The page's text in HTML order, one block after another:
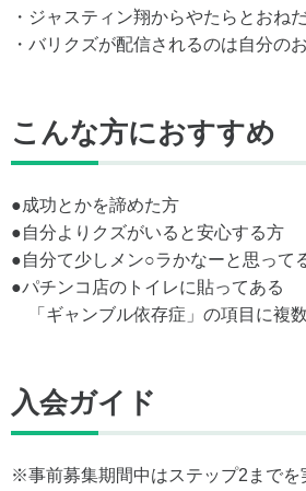
・ジャスティン翔からやたらとおね
・バリクズが配信されるのは自分の
こんな方におすすめ
●成功とかを諦めた方
●自分よりクズがいると安心する方
●自分て少しメン○ラかなーと思って
●パチンコ店のトイレに貼ってある
「ギャンブル依存症」の項目に複
入会ガイド
※事前募集期間中はステップ2までを